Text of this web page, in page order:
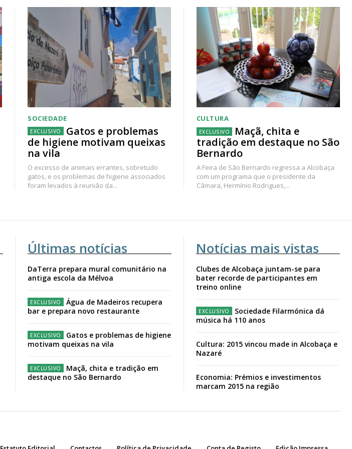
SOCIEDADE
Gatos e problemas
de higiene motivam queixas
na vila
O excesso de animais errantes, sobretudo
gatos, e os problemas de higiene associados
foram levados à reunião da...
CULTURA
Maçã, chita e
tradição em destaque no São
Bernardo
A Feira de São Bernardo regressa a Alcobaça
com um programa que o presidente da
Câmara, Hermínio Rodrigues,...
Últimas notícias
DaTerra prepara mural comunitário na
antiga escola da Mélvoa
Água de Madeiros recupera
bar e prepara novo restaurante
Gatos e problemas de higiene
motivam queixas na vila
Maçã, chita e tradição em
destaque no São Bernardo
Notícias mais vistas
Clubes de Alcobaça juntam-se para
bater recorde de participantes em
treino online
Sociedade Filarmónica dá
música há 110 anos
Cultura: 2015 vincou made in Alcobaça e
Nazaré
Economia: Prémios e investimentos
marcam 2015 na região